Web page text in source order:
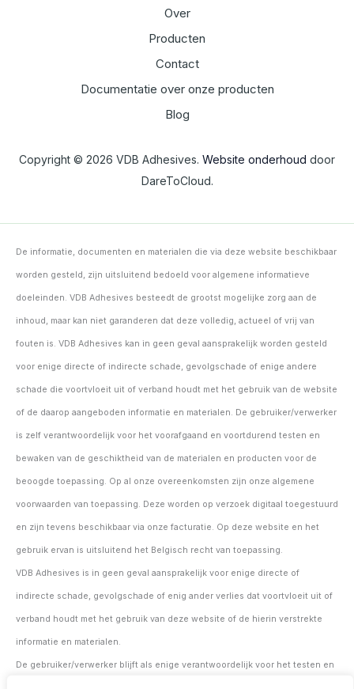
Over
Producten
Contact
Documentatie over onze producten
Blog
Copyright © 2026 VDB Adhesives. Website onderhoud door
DareToCloud.
De informatie, documenten en materialen die via deze website beschikbaar
worden gesteld, zijn uitsluitend bedoeld voor algemene informatieve
doeleinden. VDB Adhesives besteedt de grootst mogelijke zorg aan de
inhoud, maar kan niet garanderen dat deze volledig, actueel of vrij van
fouten is. VDB Adhesives kan in geen geval aansprakelijk worden gesteld
voor enige directe of indirecte schade, gevolgschade of enige andere
schade die voortvloeit uit of verband houdt met het gebruik van de website
of de daarop aangeboden informatie en materialen. De gebruiker/verwerker
is zelf verantwoordelijk voor het voorafgaand en voortdurend testen en
bewaken van de geschiktheid van de materialen en producten voor de
beoogde toepassing. Op al onze overeenkomsten zijn onze algemene
voorwaarden van toepassing. Deze worden op verzoek digitaal toegestuurd
en zijn tevens beschikbaar via onze facturatie. Op deze website en het
gebruik ervan is uitsluitend het Belgisch recht van toepassing.
VDB Adhesives is in geen geval aansprakelijk voor enige directe of
indirecte schade, gevolgschade of enig ander verlies dat voortvloeit uit of
verband houdt met het gebruik van deze website of de hierin verstrekte
informatie en materialen.
De gebruiker/verwerker blijft als enige verantwoordelijk voor het testen en